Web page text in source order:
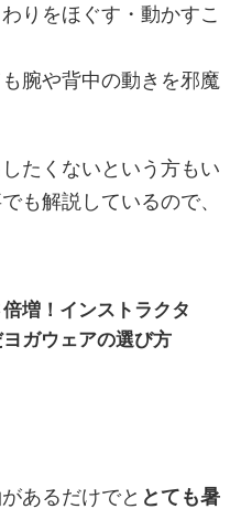
りをほぐす・動かすこ
腕や背中の動きを邪魔
たくないという方もい
も解説しているので、
増！インストラクタ
ガウェアの選び方
あるだけでと とても暑